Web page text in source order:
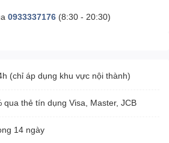
0933337176(8:30 - 20:30)
(chỉ áp dụng khu vực nội thành)
qua thẻ tín dụng Visa, Master, JCB
14 ngày